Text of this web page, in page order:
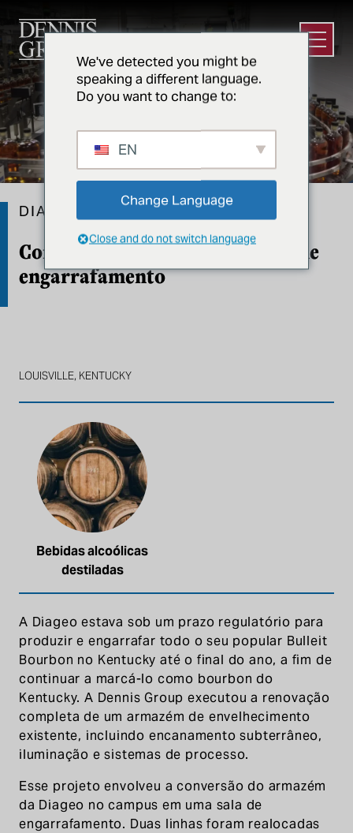
Abrir
Conversão de armazém em sala de
engarrafamento
DIAGEO
LOUISVILLE, KENTUCKY
Bebidas alcoólicas
destiladas
A Diageo estava sob um prazo regulatório para
produzir e engarrafar todo o seu popular Bulleit
Bourbon no Kentucky até o final do ano, a fim de
continuar a marcá-lo como bourbon do
Kentucky. A Dennis Group executou a renovação
completa de um armazém de envelhecimento
existente, incluindo encanamento subterrâneo,
iluminação e sistemas de processo.
Esse projeto envolveu a conversão do armazém
da Diageo no campus em uma sala de
engarrafamento. Duas linhas foram realocadas
We've detected you might be
speaking a different language.
Do you want to change to:
EN
Change Language
Close and do not switch language